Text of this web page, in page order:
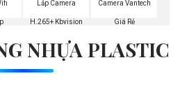
Lắp Camera
H.265+ Kbvision
Camera Vantech
Giá Rẻ
NHỰA PLASTIC